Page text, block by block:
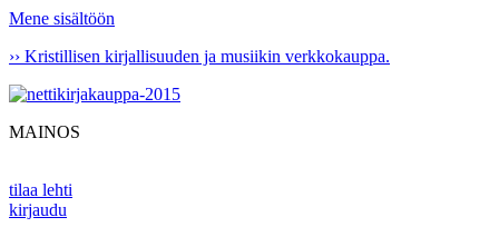
Mene sisältöön
›› Kristillisen kirjallisuuden ja musiikin verkkokauppa.
MAINOS
tilaa lehti
kirjaudu